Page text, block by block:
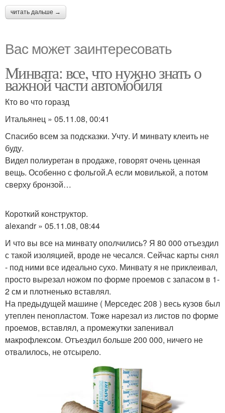
читать дальше →
Вас может заинтересовать
Минвата: все, что нужно знать о
важной части автомобиля
Кто во что горазд
Итальянец » 05.11.08, 00:41
Спасибо всем за подсказки. Учту. И минвату клеить не
буду.
Видел полиуретан в продаже, говорят очень ценная
вещь. Особенно с фольгой.А если мовилькой, а потом
сверху бронзой…
Короткий конструктор.
alexandr » 05.11.08, 08:44
И что вы все на минвату ополчились? Я 80 000 отъездил
с такой изоляцией, вроде не чесался. Сейчас карты снял
- под ними все идеально сухо. Минвату я не приклеивал,
просто вырезал ножом по форме проемов с запасом в 1-
2 см и плотненько вставлял.
На предыдущей машине ( Мерседес 208 ) весь кузов был
утеплен пенопластом. Тоже нарезал из листов по форме
проемов, вставлял, а промежутки запенивал
макрофлексом. Отъездил больше 200 000, ничего не
отвалилось, не отсырело.